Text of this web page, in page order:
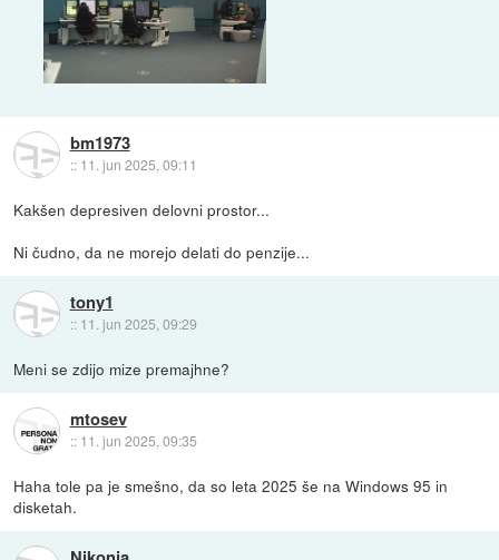
bm1973
:: 11. jun 2025, 09:11
Kakšen depresiven delovni prostor...
Ni čudno, da ne morejo delati do penzije...
tony1
:: 11. jun 2025, 09:29
Meni se zdijo mize premajhne?
mtosev
:: 11. jun 2025, 09:35
Haha tole pa je smešno, da so leta 2025 še na Windows 95 in
disketah.